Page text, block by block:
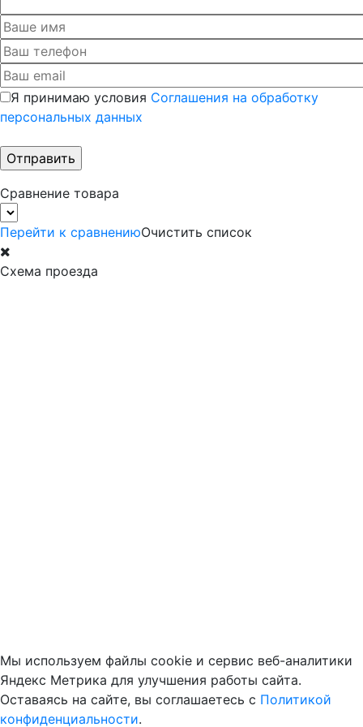
Я принимаю условия Соглашения на обработку
персональных данных
Сравнение товара
Перейти к сравнениюОчистить список
Схема проезда
Мы используем файлы cookie и сервис веб-аналитики
Яндекс Метрика для улучшения работы сайта.
Оставаясь на сайте, вы соглашаетесь с Политикой
конфиденциальности.